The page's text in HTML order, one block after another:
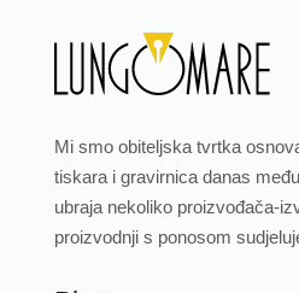
Mi smo obiteljska tvrtka
tiskara i gravirnica danas
ubraja nekoliko proizvođača-
proizvodnji s ponosom